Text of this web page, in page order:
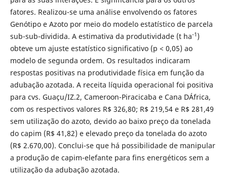
fatores. Realizou-se uma análise envolvendo os fatores
Genótipo e Azoto por meio do modelo estatístico de parcela
sub-sub-dividida. A estimativa da produtividade (t ha-1 )
obteve um ajuste estatístico significativo (p < 0,05) ao
modelo de segunda ordem. Os resultados indicaram
respostas positivas na produtividade física em função da
adubação azotada. A receita líquida operacional foi positiva
para cvs. Guaçu/IZ.2, Cameroon-Piracicaba e Cana DÁfrica,
com os respectivos valores R$ 326,80; R$ 219,54 e R$ 281,49
sem utilização do azoto, devido ao baixo preço da tonelada
do capim (R$ 41,82) e elevado preço da tonelada do azoto
(R$ 2.670,00). Conclui-se que há possibilidade de manipular
a produção de capim-elefante para fins energéticos sem a
utilização da adubação azotada.